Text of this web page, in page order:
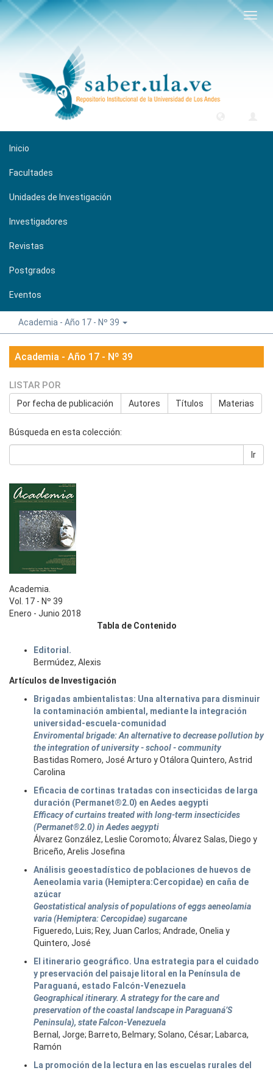
Inicio
Facultades
Unidades de Investigación
Investigadores
Revistas
Postgrados
Eventos
Academia - Año 17 - Nº 39
Academia - Año 17 - Nº 39
LISTAR POR
Por fecha de publicación Autores Títulos Materias
Búsqueda en esta colección:
Ir
Academia.
Vol. 17 - Nº 39
Enero - Junio 2018
Tabla de Contenido
Editorial.
Bermúdez, Alexis
Artículos de Investigación
Brigadas ambientalistas: Una alternativa para disminuir
la contaminación ambiental, mediante la integración
universidad-escuela-comunidad
Enviromental brigade: An alternative to decrease pollution by
the integration of university - school - community
Bastidas Romero, José Arturo y Otálora Quintero, Astrid
Carolina
Eficacia de cortinas tratadas con insecticidas de larga
duración (Permanet®2.0) en Aedes aegypti
Efficacy of curtains treated with long-term insecticides
(Permanet®2.0) in Aedes aegypti
Álvarez González, Leslie Coromoto; Álvarez Salas, Diego y
Briceño, Arelis Josefina
Análisis geoestadístico de poblaciones de huevos de
Aeneolamia varia (Hemiptera:Cercopidae) en caña de
azúcar
Geostatistical analysis of populations of eggs aeneolamia
varia (Hemiptera: Cercopidae) sugarcane
Figueredo, Luis; Rey, Juan Carlos; Andrade, Onelia y
Quintero, José
El itinerario geográfico. Una estrategia para el cuidado
y preservación del paisaje litoral en la Península de
Paraguaná, estado Falcón-Venezuela
Geographical itinerary. A strategy for the care and
preservation of the coastal landscape in Paraguaná’S
Peninsula), state Falcon-Venezuela
Bernal, Jorge; Barreto, Belmary; Solano, César; Labarca,
Ramón
La promoción de la lectura en las escuelas rurales del